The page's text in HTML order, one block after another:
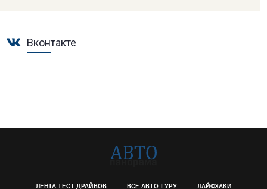
Вконтакте
ЛЕНТА ТЕСТ-ДРАЙВОВ ВСЕ АВТО-ГУРУ ЛАЙФХАКИ